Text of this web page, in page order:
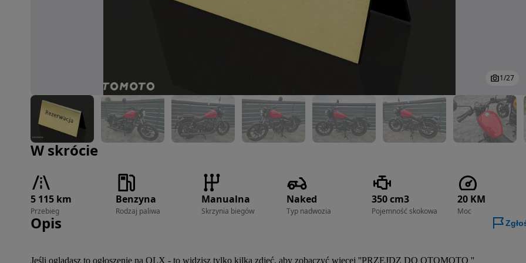
Zdjęcie 1 z 27
1/27
W skrócie
5 115 km
Przebieg
Benzyna
Rodzaj paliwa
Manualna
Skrzynia biegów
Naked
Typ nadwozia
350 cm3
Pojemność skokowa
20 KM
Moc
Opis
Jeśli oglądasz to ogłoszenie na OLX - to widzisz tylko kilka zdjęć, aby zobaczyć więcej ''PRZEJDZ DO OTOMOTO ''